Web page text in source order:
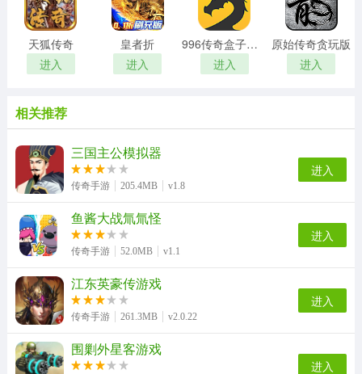
天狐传奇
进入
皇者折
进入
996传奇盒子安卓版
进入
原始传奇贪玩版
进入
相关推荐
三国主公模拟器
传奇手游 205.4MB v1.8
进入
鱼酱大战氚氚怪
传奇手游 52.0MB v1.1
进入
江东英豪传游戏
传奇手游 261.3MB v2.0.22
进入
围剿外星客游戏
进入